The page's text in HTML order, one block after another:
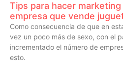
Tips para hacer
empresa que vende
Como consecuencia de que en
vez un poco más de sexo, con el
incrementado el número de
esto.